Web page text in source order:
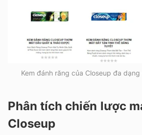
Kem đánh răng của Closeup đa
Phân tích chiến lược
Closeup